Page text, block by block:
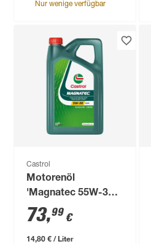
Nur wenige verfügbar
Castrol
Motorenöl
'Magnatec 55W-30
A3/B4' 5 l
73,99 €
14,80 € / Liter